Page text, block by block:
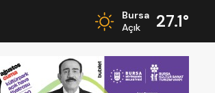
Bursa
Açık
27.1°